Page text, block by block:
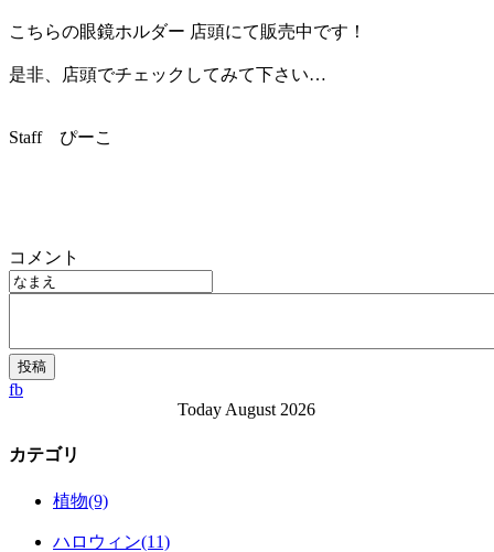
こちらの眼鏡ホルダー 店頭にて販売中です！
是非、店頭でチェックしてみて下さい…
Staff ぴーこ
コメント
fb
Today August 2026
カテゴリ
植物(9)
ハロウィン(11)